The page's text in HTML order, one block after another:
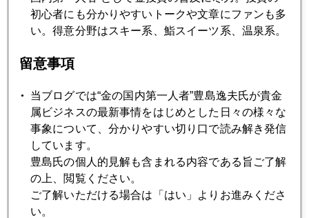
米中合意に向け本気度を探る市場
2019年11月25日
2019年11月22日
渋野日向子プロに見る女性投資家の資質
2019年11月21日
サブプライム危機再来はあるか
初心者にも分かりやすいトークや文章にファンも多
い。得意分野はスキー系、鮨スイーツ系、温泉系。
留意事項
当ブログでは“金の国内第一人者”豊島逸夫氏が貴金
属ビジネスの最新事情をはじめとした日々の様々な
事象について、分かりやすい切り口で読み解き発信
しています。
豊島氏の個人的見解も含まれる内容である旨ご了解
の上、閲覧ください。
ご了解いただける場合は「はい」よりお進みくださ
い。